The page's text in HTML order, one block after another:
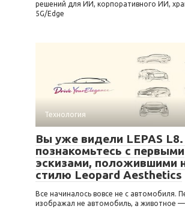
решений для ИИ, корпоративного ИИ,
5G/Edge
Технология
Вы уже видели LEPAS L8.
познакомьтесь с первыми
эскизами, положившими
стилю Leopard Aesthetics
Все начиналось вовсе не с автомобиля.
изображал не автомобиль, а животное —